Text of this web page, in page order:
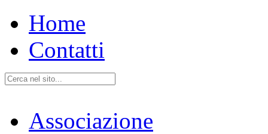
Home
Contatti
Associazione